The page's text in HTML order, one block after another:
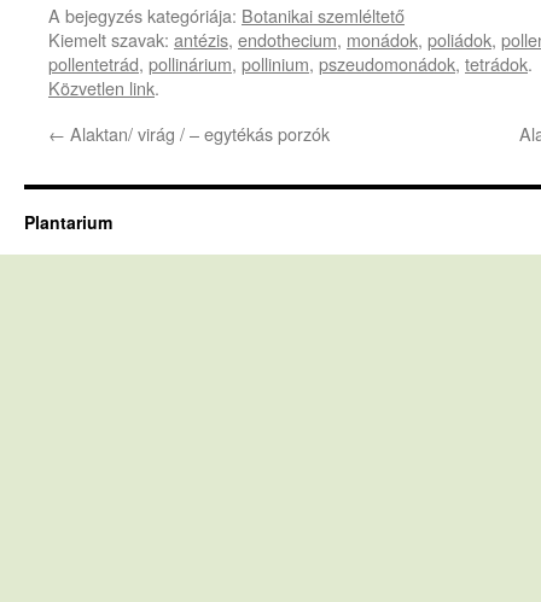
A bejegyzés kategóriája: Botanikai szemléltető
Kiemelt szavak: antézis, endothecium, monádok, poliádok,
pollentetrád, pollinárium, pollinium, pszeudomonádok, tetrádok.
Közvetlen link.
← Alaktan/ virág / – egytékás porzók
Plantarium